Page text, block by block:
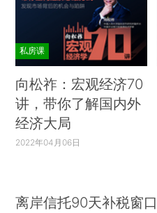
私房课
向松祚：宏观经济70
讲，带你了解国内外
经济大局
2022年04月06日
离岸信托90天补税窗